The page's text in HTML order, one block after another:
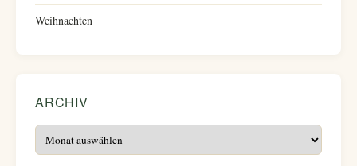
Weihnachten
ARCHIV
Archiv